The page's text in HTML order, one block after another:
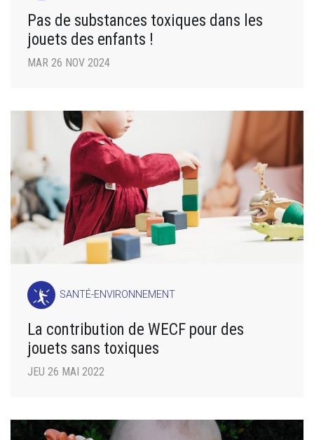
Pas de substances toxiques dans les
jouets des enfants !
MAR 26 NOV 2024
SANTÉ-ENVIRONNEMENT
La contribution de WECF pour des
jouets sans toxiques
JEU 26 MAI 2022